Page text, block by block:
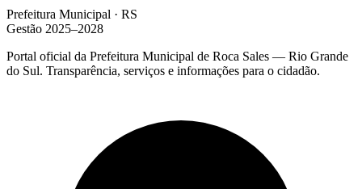
Prefeitura Municipal · RS
Gestão 2025–2028
Portal oficial da Prefeitura Municipal de Roca Sales — Rio Grande
do Sul. Transparência, serviços e informações para o cidadão.